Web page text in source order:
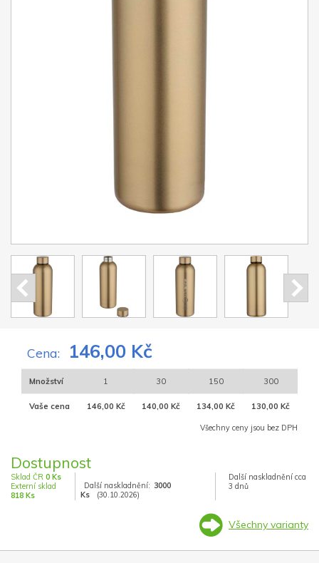
Cena: 146,00 Kč
Množství 1 30 150 300
Vaše cena 146,00 Kč 140,00 Kč 134,00 Kč 130,00 Kč
Všechny ceny jsou bez DPH
Dostupnost
Sklad ČR 0 Ks
Externí sklad
818 Ks
Další naskladnění: 3000
Ks
(30.10.2026)
Další naskladnění cca
3 dnů
Všechny varianty